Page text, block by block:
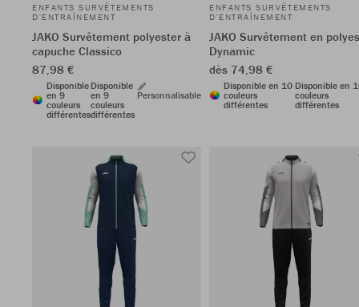
ENFANTS SURVÊTEMENTS
D'ENTRAÎNEMENT
JAKO Survêtement polyester à
capuche Classico
87,98 €
Disponible
en 9
couleurs
différentes
Disponible
en 9
couleurs
différentes
Personnalisable
ENFANTS SURVÊTEMENTS
D'ENTRAÎNEMENT
JAKO Survêtement en
Dynamic
dès 74,98 €
Disponible en 10
couleurs
différentes
Disponible en
couleurs
différentes